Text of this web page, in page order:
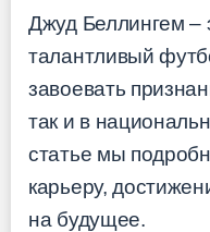
Джуд Беллингем –
талантливый
завоевать
так и в
статье мы
карьеру,
на будущее.